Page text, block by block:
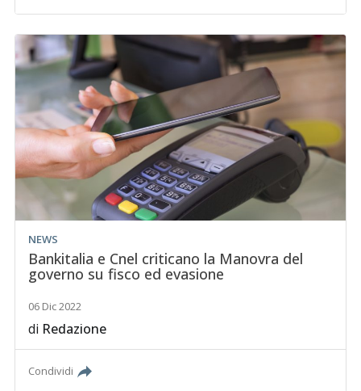
NEWS
Bankitalia e Cnel criticano la Manovra del
governo su fisco ed evasione
06 Dic 2022
di Redazione
Condividi